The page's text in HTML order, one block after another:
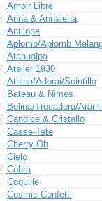
Amoir Libre
Anna & Annalena
Antilope
Aplomb/Aplomb
Atahualpa
Atelier 1930
Athina/Adorai/Scintilla
Bateau & Nimes
Bolina/Trocadero/
Candice & Cristallo
Casse-Tete
Cherry Oh
Cielo
Cobra
Coquille
Cosmic Confetti